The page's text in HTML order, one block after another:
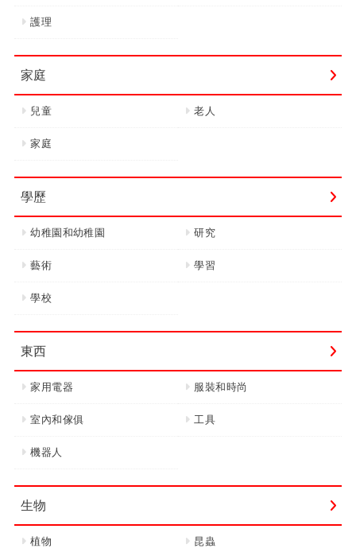
護理
家庭
兒童 老人
家庭
學歷
幼稚園和幼稚園 研究
藝術 學習
學校
東西
家用電器 服裝和時尚
室內和傢俱 工具
機器人
生物
植物 昆蟲